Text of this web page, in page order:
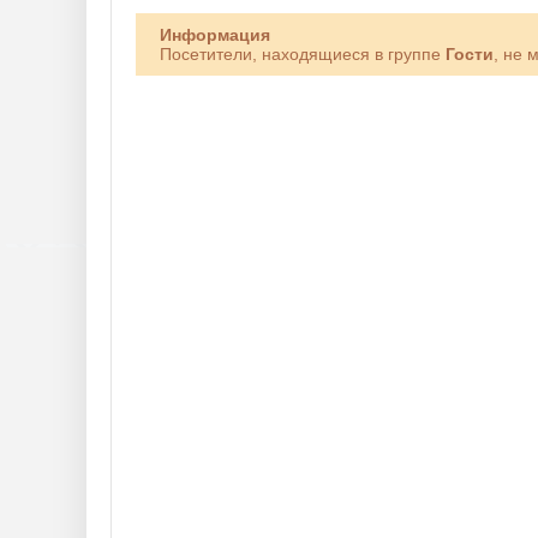
Информация
Посетители, находящиеся в группе Гости , не